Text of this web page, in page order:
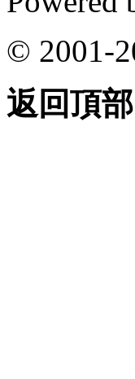
© 2001-
返回頂部